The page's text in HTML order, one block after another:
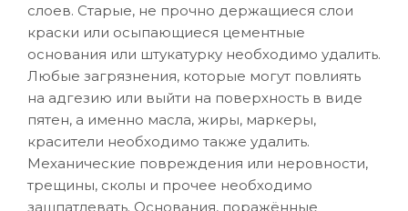
слоев. Старые, не прочно держащиеся слои
краски или осыпающиеся цементные
основания или штукатурку необходимо удалить.
Любые загрязнения, которые могут повлиять
на адгезию или выйти на поверхность в виде
пятен, а именно масла, жиры, маркеры,
красители необходимо также удалить.
Механические повреждения или неровности,
трещины, сколы и прочее необходимо
зашпатлевать. Основания, поражённые